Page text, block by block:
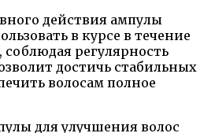
действия ампулы
в курсе в течение
соблюдая регулярность
достичь стабильных
волосам полное
для улучшения волос